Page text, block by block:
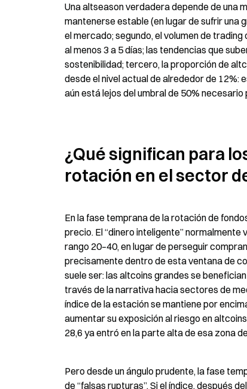
Una altseason verdadera depende de una
mantenerse estable (en lugar de sufrir una
el mercado; segundo, el volumen de
al menos 3 a 5 días; las tendencias que
sostenibilidad; tercero, la proporción de
desde el nivel actual de alrededor de 12%:
aún está lejos del umbral de 50%
¿Qué significan para
rotación en el sector
En la fase temprana de la rotación de
precio. El “dinero inteligente”
rango 20–40, en lugar de perseguir
precisamente dentro de esta ventana de
suele ser: las altcoins grandes se
través de la narrativa hacia sectores de
índice de la estación se mantiene por
aumentar su exposición al riesgo en
28,6 ya entró en la parte alta de esa zona
Pero desde un ángulo prudente, la fase
de “falsas rupturas”. Si el índice, después